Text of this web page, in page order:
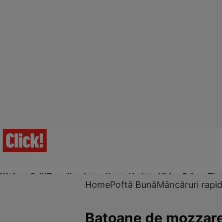
Ultima Oră!Trending Actualitate Vedete Video Prime Time
HomePoftă BunăMâncăruri
Batoane de